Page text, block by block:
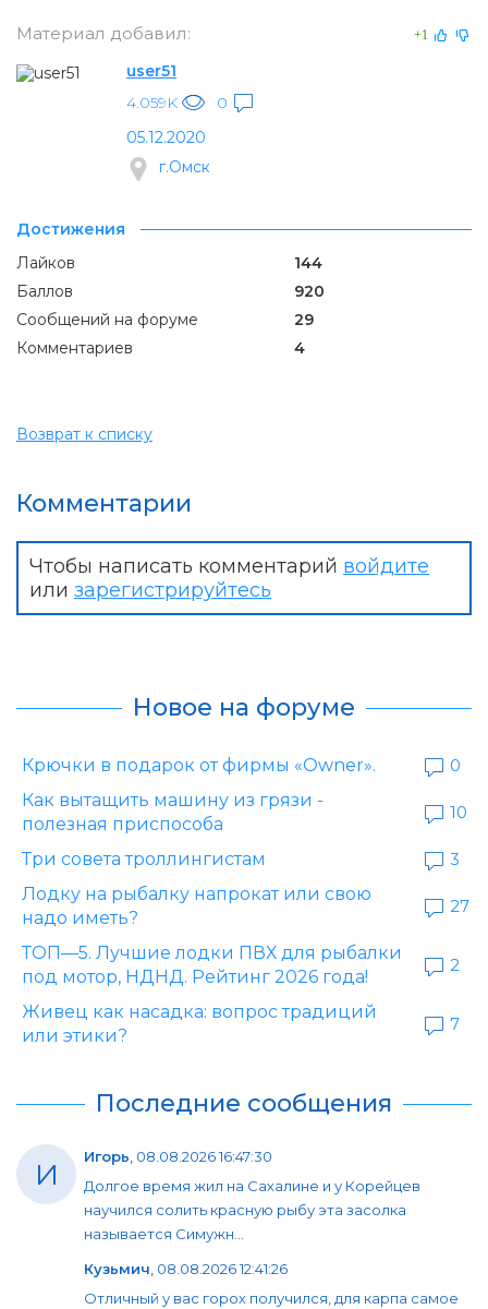
Материал добавил: +1
user51
4.059K
0
05.12.2020
г.Омск
Достижения
Лайков
144
Баллов
920
Сообщений на форуме
29
Комментариев
4
Возврат к списку
Комментарии
Чтобы написать комментарий войдите
или зарегистрируйтесь
Новое на форуме
Крючки в подарок от фирмы «Owner».
0
Как вытащить машину из грязи -
полезная приспособа
10
Три совета троллингистам
3
Лодку на рыбалку напрокат или свою
надо иметь?
27
ТОП—5. Лучшие лодки ПВХ для рыбалки
под мотор, НДНД. Рейтинг 2026 года!
2
Живец как насадка: вопрос традиций
или этики?
7
Последние сообщения
И Игорь, 08.08.2026 16:47:30
Долгое время жил на Сахалине и у Корейцев
научился солить красную рыбу эта засолка
называется Симужн...
Кузьмич, 08.08.2026 12:41:26
Отличный у вас горох получился, для карпа самое